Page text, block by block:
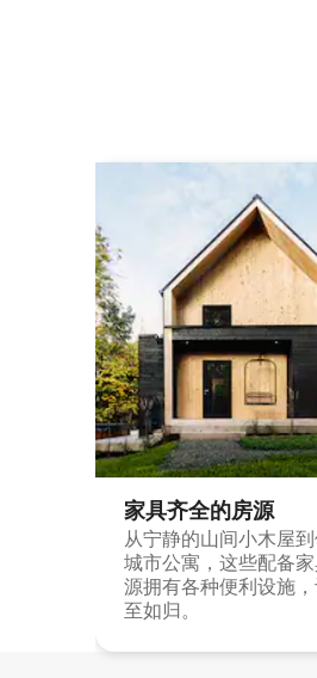
家具齐全的房源
从宁静的山间小木屋
城市公寓，这些配备
源拥有各种便利设施
至如归。